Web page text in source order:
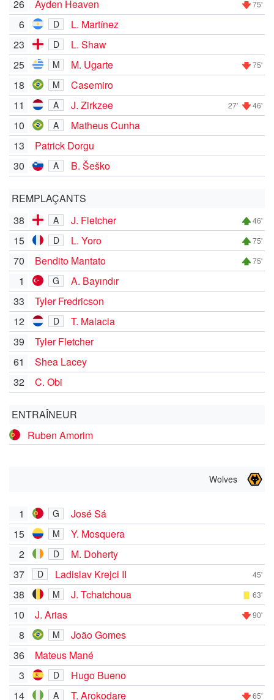
26
Ayden Heaven 75'
6 D
L. Martínez
23
D
L. Shaw
25
M M. Ugarte 75'
18 M
Casemiro
11
A J. Zirkzee 27' 46'
10 A
Matheus Cunha
13
Patrick Dorgu
30
A B. Šeško
REMPLAÇANTS
38
A J. Fletcher 46'
15 D L. Yoro 75'
70 Bendito Mantato 75'
1 G
A. Bayındır
33
Tyler Fredricson
12
D
T. Malacia
39
Tyler Fletcher
61
Shea Lacey
32
C. Obi
ENTRAÎNEUR
Ruben Amorim
Wolves
1 G
José Sá
15
M
Y. Mosquera
2
D
M. Doherty
37
D Ladislav Krejci II 45'
38 M J. Tchatchoua 63'
10 J. Arias 90'
8 M
João Gomes
36
Mateus Mané
3
D
Hugo Bueno
14
A T. Arokodare 65'